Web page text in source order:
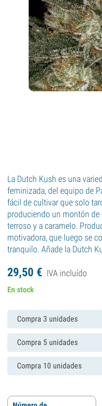
La Dutch Kush es una
feminizada, del equipo de
fácil de cultivar que solo
produciendo un montón
terroso y a caramelo.
motivadora, que luego se
tranquilo. Añade la Dutch
29,50 € IVA incluído
En stock
Compra 3 unidades
Compra 5 unidades
Compra 10 unidades